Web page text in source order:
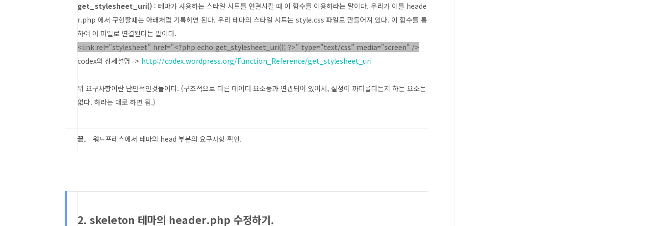
get_stylesheet_uri() : 테마가 사용하는 스타일 시트를 연결시킬 때 이 함수를 이용하라는 말이다. 우리가 이를 heade
r.php 에서 구현할때는 아래처럼 기록하면 된다. 우리 테마의 스타일 시트는 style.css 파일로 만들어져 있다. 이 함수를 통
하여 이 파일로 연결된다는 말이다.
<link rel="stylesheet" href="<?php echo get_stylesheet_uri(); ?>" type="text/css" media="screen" />
codex의 상세설명 -> http://codex.wordpress.org/Function_Reference/get_stylesheet_uri
위 요구사항이란 단편적인것들이다. (구조적으로 다른 데이터 요소등과 연관되어 있어서, 설정이 까다롭다든지 하는 요소는
없다. 하라는 대로 하면 됨.)
끝. - 워드프레스에서 테마의 head 부분의 요구사항 확인.
2. skeleton 테마의 header.php 수정하기.